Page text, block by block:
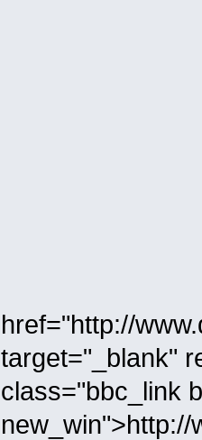
href="http://
target="_blank"
class="bbc_link